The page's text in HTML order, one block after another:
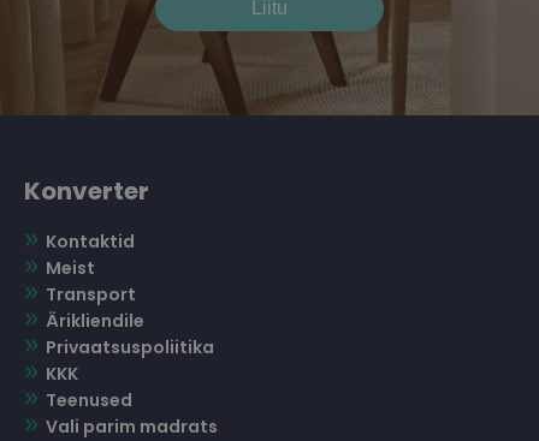
Konverter
Kontaktid
Meist
Transport
Ärikliendile
Privaatsuspoliitika
KKK
Teenused
Vali parim madrats